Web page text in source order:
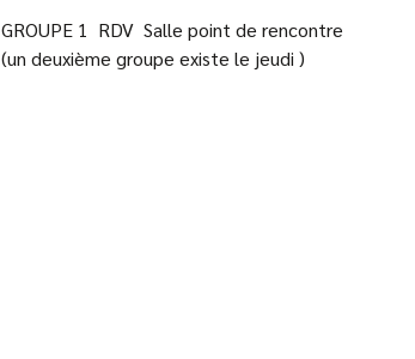
GROUPE 1  RDV  Salle point de rencontre
(un deuxième groupe existe le jeudi )